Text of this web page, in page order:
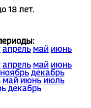
18 лет.
апрель май июнь
апрель май июнь
ноябрь декабрь
май июнь июль
декабрь